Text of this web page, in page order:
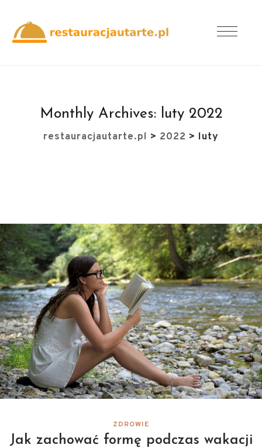
Monthly Archives: luty 2022
restauracjautarte.pl > 2022 > luty
ZDROWIE
Jak zachować formę podczas wakacji